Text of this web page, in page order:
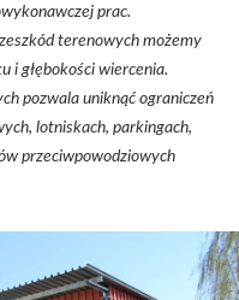
prac.
terenowych możemy
i głębokości wiercenia.
pozwala uniknąć ograniczeń
lotniskach, parkingach,
przeciwpowodziowych